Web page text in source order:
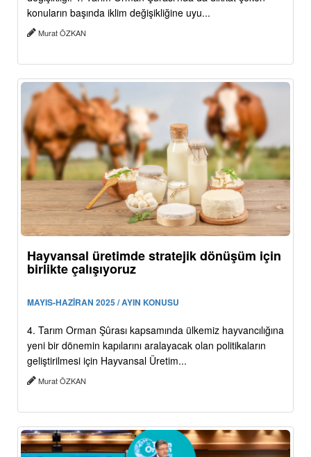
konuların başında iklim değişikliğine uyu...
Murat ÖZKAN
Hayvansal üretimde stratejik dönüşüm için
birlikte çalışıyoruz
MAYIS-HAZİRAN 2025 / AYIN KONUSU
4. Tarım Orman Şûrası kapsamında ülkemiz hayvancılığına
yeni bir dönemin kapılarını aralayacak olan politikaların
geliştirilmesi için Hayvansal Üretim...
Murat ÖZKAN